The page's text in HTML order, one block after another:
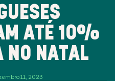
ATÉ 10%
NO NATAL
11, 2023